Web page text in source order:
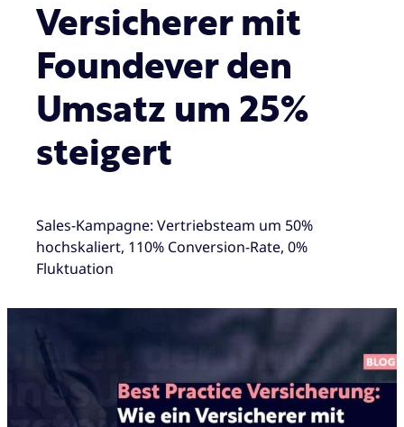
Versicherer mit
Foundever den
Umsatz um 25%
steigert
Sales-Kampagne: Vertriebsteam um 50%
hochskaliert, 110% Conversion-Rate, 0%
Fluktuation